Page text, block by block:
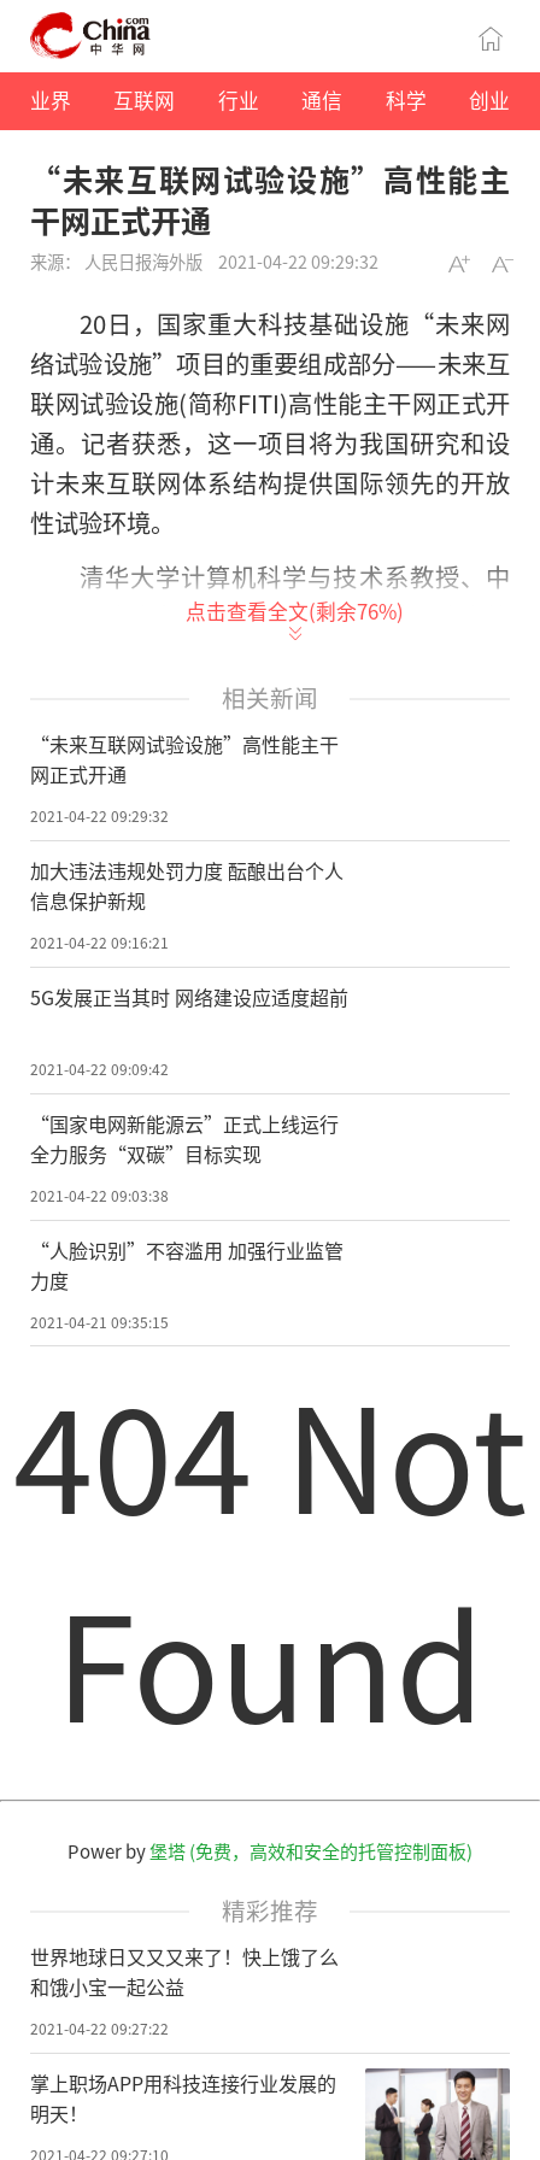
业界 互联网 行业 通信 科学 创业
“未来互联网试验设施”高性能主
干网正式开通
来源： 人民日报海外版 2021-04-22 09:29:32
20日，国家重大科技基础设施“未来网
络试验设施”项目的重要组成部分——未来互
联网试验设施(简称FITI)高性能主干网正式开
通。记者获悉，这一项目将为我国研究和设
计未来互联网体系结构提供国际领先的开放
性试验环境。
清华大学计算机科学与技术系教授、中
国工程院院士吴建平介绍，FITI由清华大学等
技术为主。其高性能主干网的核心节点分布
在全国31个省区市35个城市的40所高校，以3
万多公里光纤通信网络为基础，可为各类用
户提供未来互联网物理层、数据链路层、网
络层、传输层、应用层的试验服务，支撑FITI
成为一个超大规模未来互联网试验环境。
据悉，目前FITI主干网核心节点间的最高
带宽达200G，实现了与国内外IPv4/IPv6(互
通。今年4月初，我国拥有
超过美国跃居全球第一，背后就是FITI助力。
FITI是继第一代和第二代“中国教育和科
研计算机网”之后我国构建的又一全国性重
大互联网试验平台，致力于对互联网核心关
键技术的探索和实践。
“FITI以推动网络空间命运共同体的发展
基础设施，必将成为国家实施网络强国战略
的重要科技支撑。”吴建平说。(记者毛伟、
魏梦佳)
文章投诉热线:156 0057 2229 投诉邮箱:29132
点击查看全文(剩余76%)
相关新闻
“未来互联网试验设施”高性能主干
网正式开通
2021-04-22 09:29:32
加大违法违规处罚力度 酝酿出台个人
信息保护新规
2021-04-22 09:16:21
5G发展正当其时 网络建设应适度超前
2021-04-22 09:09:42
“国家电网新能源云”正式上线运行
全力服务“双碳”目标实现
2021-04-22 09:03:38
“人脸识别”不容滥用 加强行业监管
力度
2021-04-21 09:35:15
404 Not
Found
Power by堡塔 (免费，高效和安全的托管控制面板)
精彩推荐
世界地球日又又又来了！快上饿了么
和饿小宝一起公益
2021-04-22 09:27:22
掌上职场APP用科技连接行业发展的
明天！
2021-04-22 09:27:10